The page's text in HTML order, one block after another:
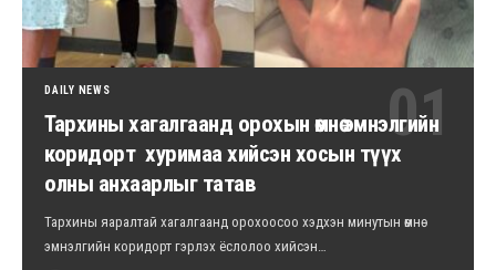
DAILY NEWS
Тархины хагалгаанд орохын өмнө эмнэлгийн
коридорт хуримаа хийсэн хосын түүх
олны анхаарлыг татав
Тархины яаралтай хагалгаанд орохоосоо хэдхэн минутын өмнө
эмнэлгийн коридорт гэрлэх ёслолоо хийсэн…